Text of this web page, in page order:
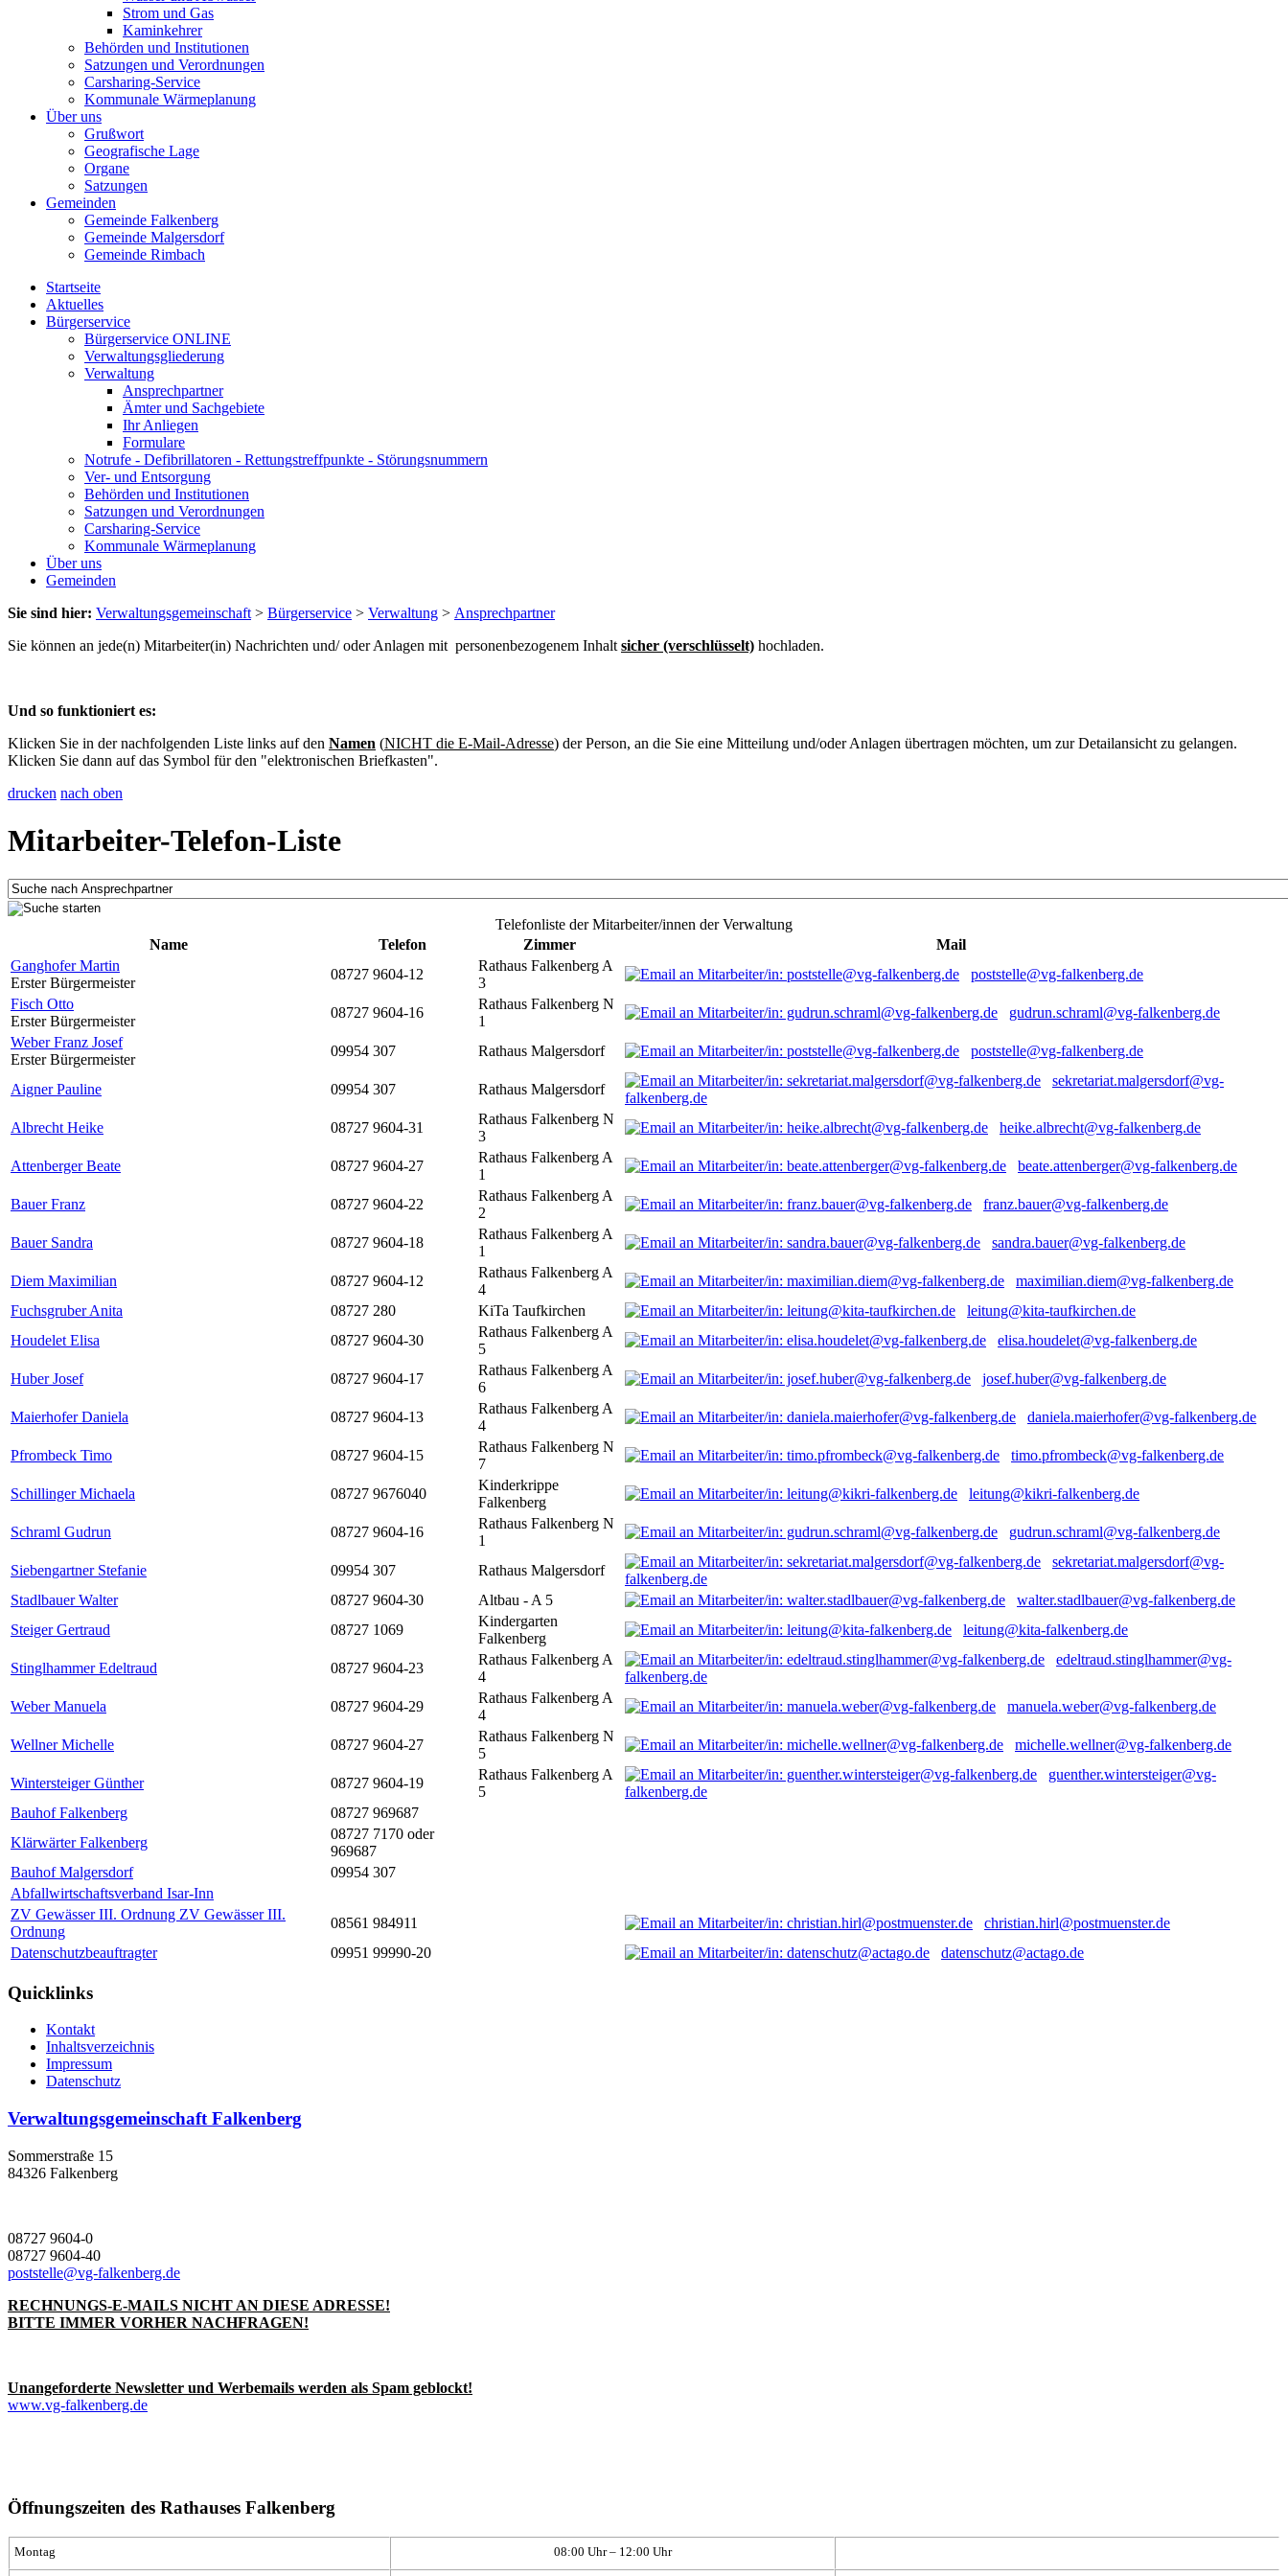
Strom und Gas
Kaminkehrer
Behörden und Institutionen
Satzungen und Verordnungen
Carsharing-Service
Kommunale Wärmeplanung
Über uns
Grußwort
Geografische Lage
Organe
Satzungen
Gemeinden
Gemeinde Falkenberg
Gemeinde Malgersdorf
Gemeinde Rimbach
Startseite
Aktuelles
Bürgerservice
Bürgerservice ONLINE
Verwaltungsgliederung
Verwaltung
Ansprechpartner
Ämter und Sachgebiete
Ihr Anliegen
Formulare
Notrufe - Defibrillatoren - Rettungstreffpunkte - Störungsnummern
Ver- und Entsorgung
Behörden und Institutionen
Satzungen und Verordnungen
Carsharing-Service
Kommunale Wärmeplanung
Über uns
Gemeinden
Sie sind hier: Verwaltungsgemeinschaft > Bürgerservice > Verwaltung > Ansprechpartner
Sie können an jede(n) Mitarbeiter(in) Nachrichten und/ oder Anlagen mit personenbezogenem Inhalt sicher (verschlüsselt) hochladen.
Und so funktioniert es:
Klicken Sie in der nachfolgenden Liste links auf den Namen (NICHT die E-Mail-Adresse) der Person, an die Sie eine Mitteilung und/oder Anlagen übertragen möchten, um zur Detailansicht zu gelangen.
Klicken Sie dann auf das Symbol für den "elektronischen Briefkasten".
drucken nach oben
Mitarbeiter-Telefon-Liste
Telefonliste der Mitarbeiter/innen der Verwaltung
Name
Telefon Zimmer
Mail
Ganghofer Martin
Erster Bürgermeister
08727 9604-12
Rathaus Falkenberg A
3
poststelle@vg-falkenberg.de
Fisch Otto
Erster Bürgermeister
08727 9604-16
Rathaus Falkenberg N
1
gudrun.schraml@vg-falkenberg.de
Weber Franz Josef
Erster Bürgermeister
09954 307 Rathaus Malgersdorf poststelle@vg-falkenberg.de
Aigner Pauline 09954 307 Rathaus Malgersdorf
sekretariat.malgersdorf@vg-
falkenberg.de
Albrecht Heike
08727 9604-31
Rathaus Falkenberg N
3
heike.albrecht@vg-falkenberg.de
Attenberger Beate 08727 9604-27
Rathaus Falkenberg A
1
beate.attenberger@vg-falkenberg.de
Bauer Franz 08727 9604-22
Rathaus Falkenberg A
2
franz.bauer@vg-falkenberg.de
Bauer Sandra 08727 9604-18
Rathaus Falkenberg A
1
sandra.bauer@vg-falkenberg.de
Diem Maximilian 08727 9604-12
Rathaus Falkenberg A
4
maximilian.diem@vg-falkenberg.de
Fuchsgruber Anita
08727 280 KiTa Taufkirchen
leitung@kita-taufkirchen.de
Houdelet Elisa
08727 9604-30
Rathaus Falkenberg A
5
elisa.houdelet@vg-falkenberg.de
Huber Josef 08727 9604-17
Rathaus Falkenberg A
6
josef.huber@vg-falkenberg.de
Maierhofer Daniela 08727 9604-13
Rathaus Falkenberg A
4
daniela.maierhofer@vg-falkenberg.de
Pfrombeck Timo 08727 9604-15
Rathaus Falkenberg N
7
timo.pfrombeck@vg-falkenberg.de
Schillinger Michaela 08727 9676040
Kinderkrippe
Falkenberg
leitung@kikri-falkenberg.de
Schraml Gudrun 08727 9604-16
Rathaus Falkenberg N
1
gudrun.schraml@vg-falkenberg.de
Siebengartner Stefanie 09954 307 Rathaus Malgersdorf
sekretariat.malgersdorf@vg-
falkenberg.de
Stadlbauer Walter
08727 9604-30 Altbau - A 5
walter.stadlbauer@vg-falkenberg.de
Steiger Gertraud
08727 1069
Kindergarten
Falkenberg
leitung@kita-falkenberg.de
Stinglhammer Edeltraud 08727 9604-23
Rathaus Falkenberg A
4
edeltraud.stinglhammer@vg-
falkenberg.de
Weber Manuela
08727 9604-29
Rathaus Falkenberg A
4
manuela.weber@vg-falkenberg.de
Wellner Michelle 08727 9604-27
Rathaus Falkenberg N
5
michelle.wellner@vg-falkenberg.de
Wintersteiger Günther 08727 9604-19
Rathaus Falkenberg A
5
guenther.wintersteiger@vg-
falkenberg.de
Bauhof Falkenberg
08727 969687
Klärwärter Falkenberg
08727 7170 oder
969687
Bauhof Malgersdorf
09954 307
Abfallwirtschaftsverband Isar-Inn
ZV Gewässer III. Ordnung ZV Gewässer III.
Ordnung
08561 984911
christian.hirl@postmuenster.de
Datenschutzbeauftragter
09951 99990-20 datenschutz@actago.de
Quicklinks
Kontakt
Inhaltsverzeichnis
Impressum
Datenschutz
Verwaltungsgemeinschaft Falkenberg
Sommerstraße 15
84326 Falkenberg
08727 9604-0
08727 9604-40
poststelle@vg-falkenberg.de
RECHNUNGS-E-MAILS NICHT AN DIESE ADRESSE!
BITTE IMMER VORHER NACHFRAGEN!
Unangeforderte Newsletter und Werbemails werden als Spam geblockt!
www.vg-falkenberg.de
Öffnungszeiten des Rathauses Falkenberg
Montag 08:00 Uhr – 12:00 Uhr